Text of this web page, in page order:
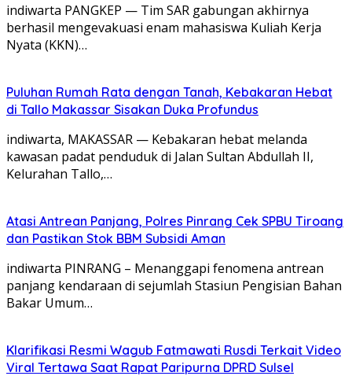
indiwarta PANGKEP — Tim SAR gabungan akhirnya
berhasil mengevakuasi enam mahasiswa Kuliah Kerja
Nyata (KKN)…
Puluhan Rumah Rata dengan Tanah, Kebakaran Hebat
di Tallo Makassar Sisakan Duka Profundus
indiwarta, MAKASSAR — Kebakaran hebat melanda
kawasan padat penduduk di Jalan Sultan Abdullah II,
Kelurahan Tallo,…
Atasi Antrean Panjang, Polres Pinrang Cek SPBU Tiroang
dan Pastikan Stok BBM Subsidi Aman
‎indiwarta ​PINRANG – Menanggapi fenomena antrean
panjang kendaraan di sejumlah Stasiun Pengisian Bahan
Bakar Umum…
Klarifikasi Resmi Wagub Fatmawati Rusdi Terkait Video
Viral Tertawa Saat Rapat Paripurna DPRD Sulsel